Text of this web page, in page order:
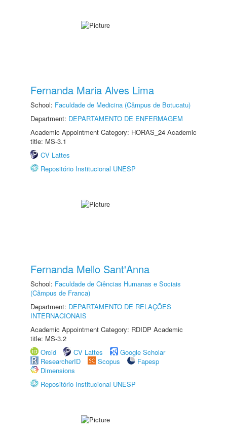
Fernanda Maria Alves Lima
School: Faculdade de Medicina (Câmpus de Botucatu)
Department: DEPARTAMENTO DE ENFERMAGEM
Academic Appointment Category: HORAS_24 Academic
title: MS-3.1
CV Lattes
Repositório Institucional UNESP
Fernanda Mello Sant'Anna
School: Faculdade de Ciências Humanas e Sociais
(Câmpus de Franca)
Department: DEPARTAMENTO DE RELAÇÕES
INTERNACIONAIS
Academic Appointment Category: RDIDP Academic
title: MS-3.2
Orcid
CV Lattes
Google Scholar
ResearcherID
Scopus
Fapesp
Dimensions
Repositório Institucional UNESP